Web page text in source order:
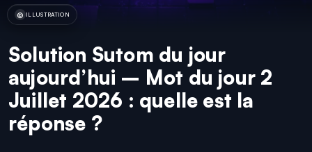
ILLUSTRATION
Solution Sutom du jour
aujourd’hui – Mot du jour 2
Juillet 2026 : quelle est la
réponse ?